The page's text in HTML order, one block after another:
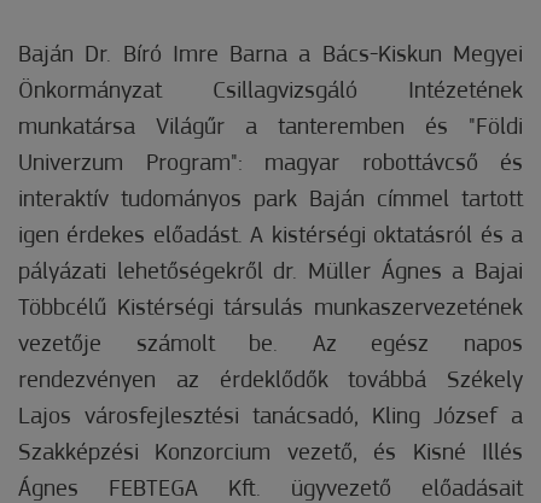
Baján Dr. Bíró Imre Barna a Bács-Kiskun Megyei
Önkormányzat Csillagvizsgáló Intézetének
munkatársa Világűr a tanteremben és "Földi
Univerzum Program": magyar robottávcső és
interaktív tudományos park Baján címmel tartott
igen érdekes előadást. A kistérségi oktatásról és a
pályázati lehetőségekről dr. Müller Ágnes a Bajai
Többcélű Kistérségi társulás munkaszervezetének
vezetője számolt be. Az egész napos
rendezvényen az érdeklődők továbbá Székely
Lajos városfejlesztési tanácsadó, Kling József a
Szakképzési Konzorcium vezető, és Kisné Illés
Ágnes FEBTEGA Kft. ügyvezető előadásait